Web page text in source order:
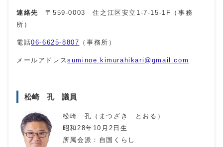
連絡先〒559-0003 住之江区安立1-7-15-1F（事務
所）
電話06-6625-8807 （事務所）
メールアドレスsuminoe.kimurahikari@gmail.com
松崎 孔 議員
松崎 孔（まつざき とおる）
昭和28年10月2日生
所属会派：自国くらし